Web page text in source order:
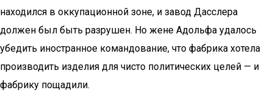
находился в оккупационной зоне, и завод Дасслера
должен был быть разрушен. Но жене Адольфа удалось
убедить иностранное командование, что фабрика хотела
производить изделия для чисто политических целей — и
фабрику пощадили.